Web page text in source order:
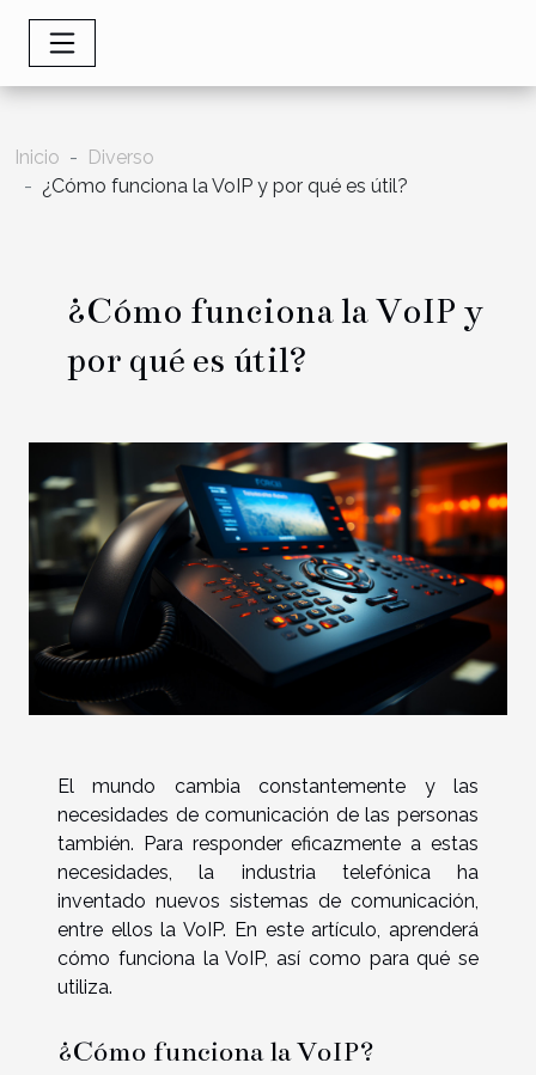
Inicio
Diverso
¿Cómo funciona la VoIP y por qué es útil?
¿Cómo funciona la VoIP y
por qué es útil?
El mundo cambia constantemente y las
necesidades de comunicación de las personas
también. Para responder eficazmente a estas
necesidades, la industria telefónica ha
inventado nuevos sistemas de comunicación,
entre ellos la VoIP. En este artículo, aprenderá
cómo funciona la VoIP, así como para qué se
utiliza.
¿Cómo funciona la VoIP?